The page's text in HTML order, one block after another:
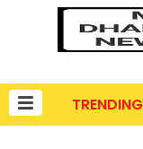
TRENDING